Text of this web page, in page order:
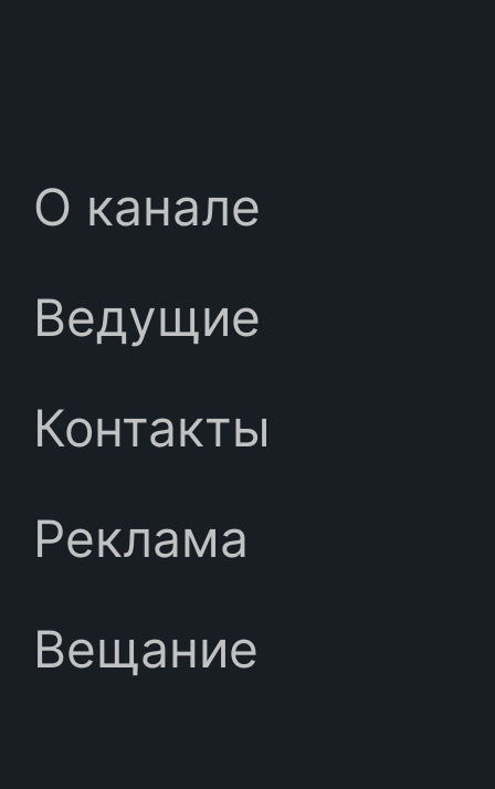
О канале
Ведущие
Контакты
Реклама
Вещание